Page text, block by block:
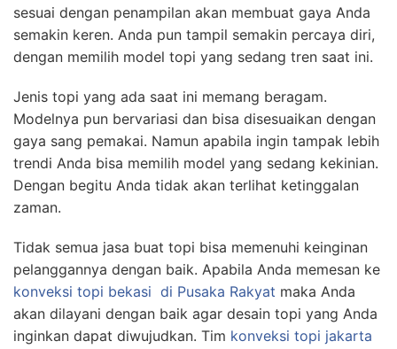
sesuai dengan penampilan akan membuat gaya Anda
semakin keren. Anda pun tampil semakin percaya diri,
dengan memilih model topi yang sedang tren saat ini.
Jenis topi yang ada saat ini memang beragam.
Modelnya pun bervariasi dan bisa disesuaikan dengan
gaya sang pemakai. Namun apabila ingin tampak lebih
trendi Anda bisa memilih model yang sedang kekinian.
Dengan begitu Anda tidak akan terlihat ketinggalan
zaman.
Tidak semua jasa buat topi bisa memenuhi keinginan
pelanggannya dengan baik. Apabila Anda memesan ke
konveksi topi bekasi di Pusaka Rakyat maka Anda
akan dilayani dengan baik agar desain topi yang Anda
inginkan dapat diwujudkan. Tim konveksi topi jakarta